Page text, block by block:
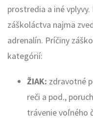
prostredia a iné
záškoláctva najmä
adrenalín. Príčiny
kategórií:
ŽIAK: zdravotné
reči a pod.,
trávenie voľného